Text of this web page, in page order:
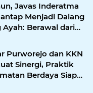
Javas Inderatma
Menjadi Dalang
Ayah: Berawal dari
di YouTube
Purworejo dan KKN
Sinergi, Praktik
Berdaya Siap